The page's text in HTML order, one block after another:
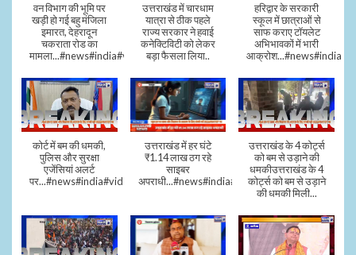
वन विभाग की भूमि पर
खड़ी हो गई बहु मंजिला
इमारत, देहरादून
चकराता रोड का
मामला...#news#india#video
उत्तराखंड में चारधाम
यात्रा से ठीक पहले
राज्य सरकार ने हवाई
कनेक्टिविटी को लेकर
बड़ा फैसला लिया..
हरिद्वार के सरकारी
स्कूल में छात्राओं से
साफ कराए टॉयलेट
अभिभावकों में भारी
आक्रोश...#news#india
कोर्ट में बम की धमकी,
पुलिस और सुरक्षा
एजेंसियां अलर्ट
पर...#news#india#video#viral
उत्तराखंड में हर घंटे
₹1.14 लाख ठग रहे
साइबर
अपराधी...#news#india#video#viral
उत्तराखंड के 4 कोर्ट्स
को बम से उड़ाने की
धमकीउत्तराखंड के 4
कोर्ट्स को बम से उड़ाने
की धमकी मिली...